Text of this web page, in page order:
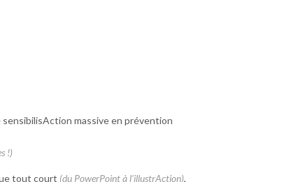
sensibilisAction massive en prévention
!)
tout court (du PowerPoint à l’illustrAction),